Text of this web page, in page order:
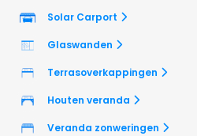
Solar Carport
Glaswanden
Terrasoverkappingen
Houten veranda
Veranda zonweringen